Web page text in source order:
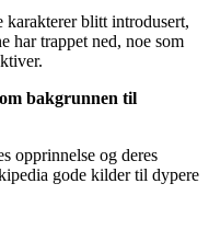
karakterer blitt introdusert,
har trappet ned, noe som
bakgrunnen til
opprinnelse og deres
gode kilder til dypere